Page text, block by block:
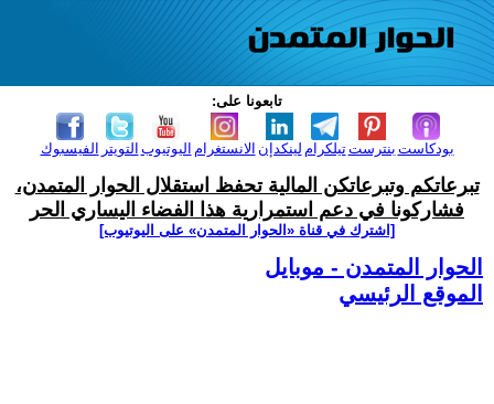
تابعونا على:
الفيسبوك التويتر اليوتيوب الانستغرام لينكدإن تيلكرامبنترست بودكاست
تبرعاتكم وتبرعاتكن المالية تحفظ استقلال الحوار المتمدن،
فشاركونا في دعم استمرارية هذا الفضاء اليساري الحر
[اشترك في قناة ‫«الحوار المتمدن» على اليوتيوب]
الحوار المتمدن - موبايل
الموقع الرئيسي